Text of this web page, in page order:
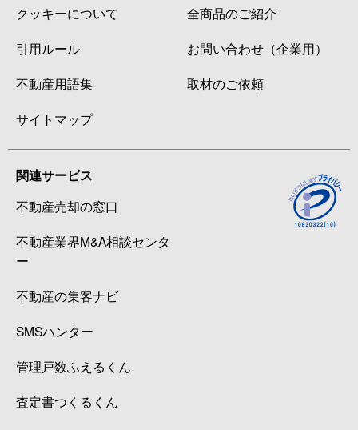
クッキーについて
引用ルール
不動産用語集
サイトマップ
全商品のご紹介
お問い合わせ（企業用）
取材のご依頼
関連サービス
不動産売却の窓口
不動産業界M&A相談センタ
ー
不動産の集客ナビ
SMSハンター
管理戸数ふえるくん
査定書つくるくん